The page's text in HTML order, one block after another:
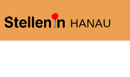
HANAU